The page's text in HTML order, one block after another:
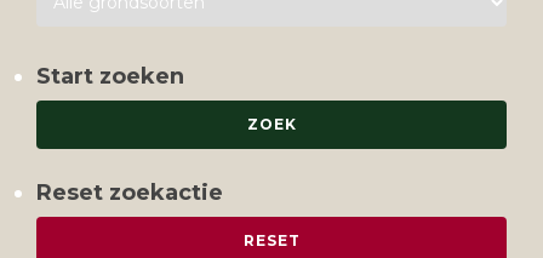
Start zoeken
Reset zoekactie